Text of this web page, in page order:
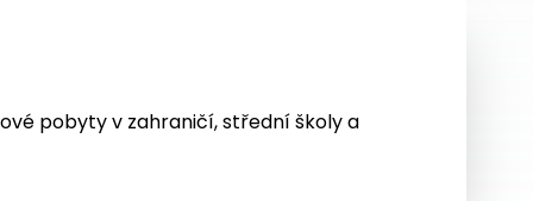
pobyty v zahraničí, střední školy a